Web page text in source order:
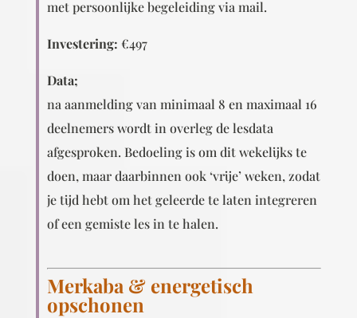
met persoonlijke begeleiding via mail.
Investering: €497
Data;
na aanmelding van minimaal 8 en maximaal 16
deelnemers wordt in overleg de lesdata
afgesproken. Bedoeling is om dit wekelijks te
doen, maar daarbinnen ook ‘vrije’ weken, zodat
je tijd hebt om het geleerde te laten integreren
of een gemiste les in te halen.
Merkaba & energetisch
opschonen